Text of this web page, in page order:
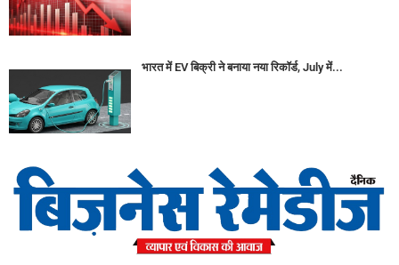
भारत में EV बिक्री ने बनाया नया रिकॉर्ड, July में...